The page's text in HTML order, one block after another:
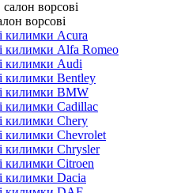
ворсові
килимки Acura
килимки Alfa Romeo
килимки Audi
килимки Bentley
килимки BMW
килимки Cadillac
килимки Chery
килимки Chevrolet
килимки Chrysler
килимки Citroen
килимки Dacia